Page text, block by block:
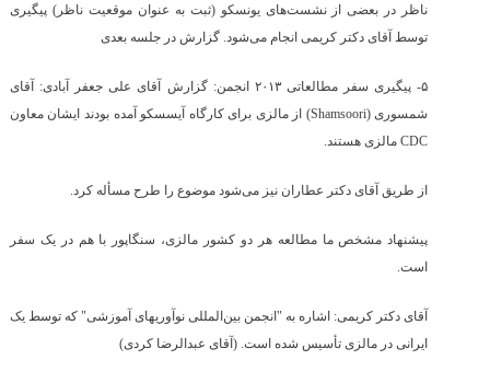
ناظر در بعضی از نشست‌های یونسکو (ثبت به عنوان موقعیت ناظر) پیگیری
توسط آقای دکتر کریمی انجام می‌شود. گزارش در جلسه بعدی
۵- پیگیری سفر مطالعاتی ۲۰۱۳ انجمن: گزارش‌ آقای علی جعفر آبادی: آقای
شمسوری (Shamsoori) از مالزی برای کارگاه آیسسکو آمده بودند ایشان معاون
CDCمالزی هستند.
از طریق آقای دکتر عطاران نیز می‌شود موضوع را طرح مسأله کرد.
پیشنهاد مشخص ما مطالعه هر دو کشور مالزی، سنگاپور با هم در یک سفر
است.
آقای دکتر کریمی: اشاره به "انجمن بین‌المللی نوآوریهای آموزشی" که توسط یک
ایرانی در مالزی تأسیس شده است. (آقای عبدالرضا کردی)